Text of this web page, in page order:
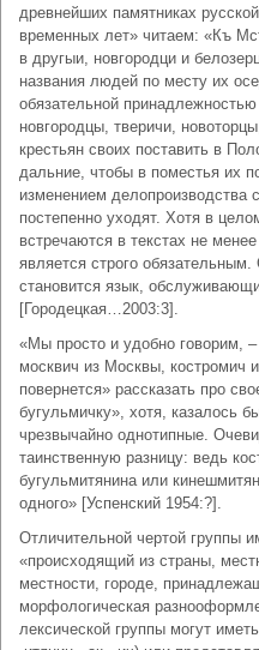
древнейших памятниках
временных лет» читаем: «Къ
в другыи, новгородци и
названия людей по месту их
обязательной
новгородцы, тверичи,
крестьян своих поставить в
дальние, чтобы в поместья их
изменением делопроизводства
постепенно уходят. Хотя в
встречаются в текстах не
является строго
становится язык,
[Городецкая…2003:3].
«Мы просто и удобно говорим,
москвич из Москвы, костромич
повернется» рассказать про
бугульмичку», хотя, казалось
чрезвычайно однотипные.
таинственную разницу: ведь
бугульмитянина или
одного» [Успенский 1954:?].
Отличительной чертой группы
«происходящий из страны,
местности, городе,
морфологическая
лексической группы могут